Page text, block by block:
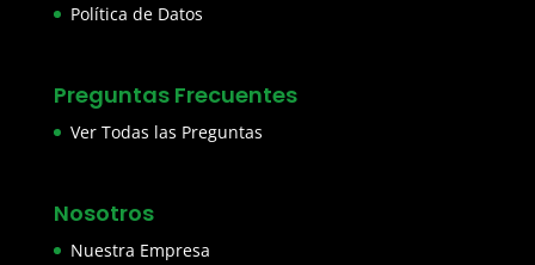
Política de Datos
Preguntas Frecuentes
Ver Todas las Preguntas
Nosotros
Nuestra Empresa